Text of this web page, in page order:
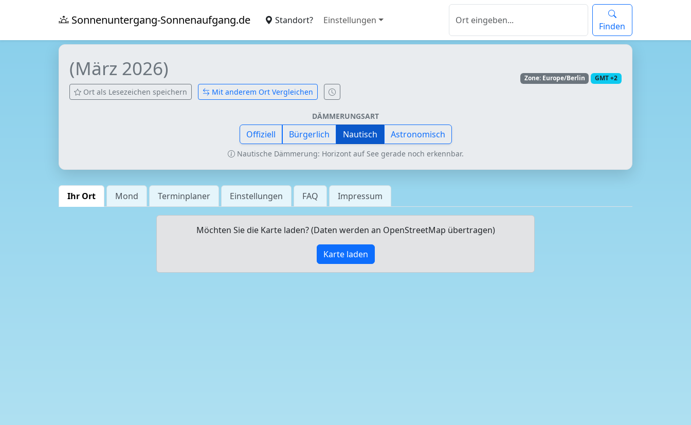
Sonnenuntergang-Sonnenaufgang.de Standort? Einstellungen
Finden
(März 2026)
Ort als Lesezeichen speichern Mit anderem Ort Vergleichen
Zone: Europe/Berlin GMT +2
DÄMMERUNGSART
Offiziell Bürgerlich Nautisch Astronomisch
Nautische Dämmerung: Horizont auf See gerade noch erkennbar.
Ihr Ort Mond Terminplaner Einstellungen FAQ Impressum
Möchten Sie die Karte laden? (Daten werden an OpenStreetMap übertragen)
Karte laden